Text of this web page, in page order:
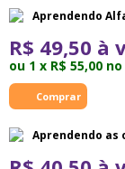
Aprendendo
R$ 49,50 à
ou 1 x R$ 55,00
Aprendendo as